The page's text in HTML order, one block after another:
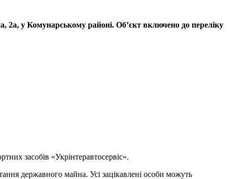
2а, у Комунарському районі. Об’єкт включено до переліку
засобів «Укрінтеравтосервіс».
державного майна. Усі зацікавлені особи можуть